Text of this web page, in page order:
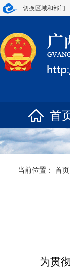
切换区域和部门
首
当前位置： 首页
为贯